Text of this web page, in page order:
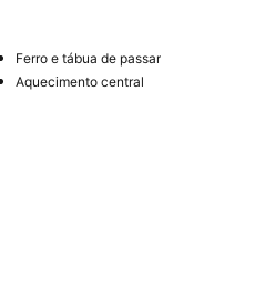
Ferro e tábua de passar
Aquecimento central